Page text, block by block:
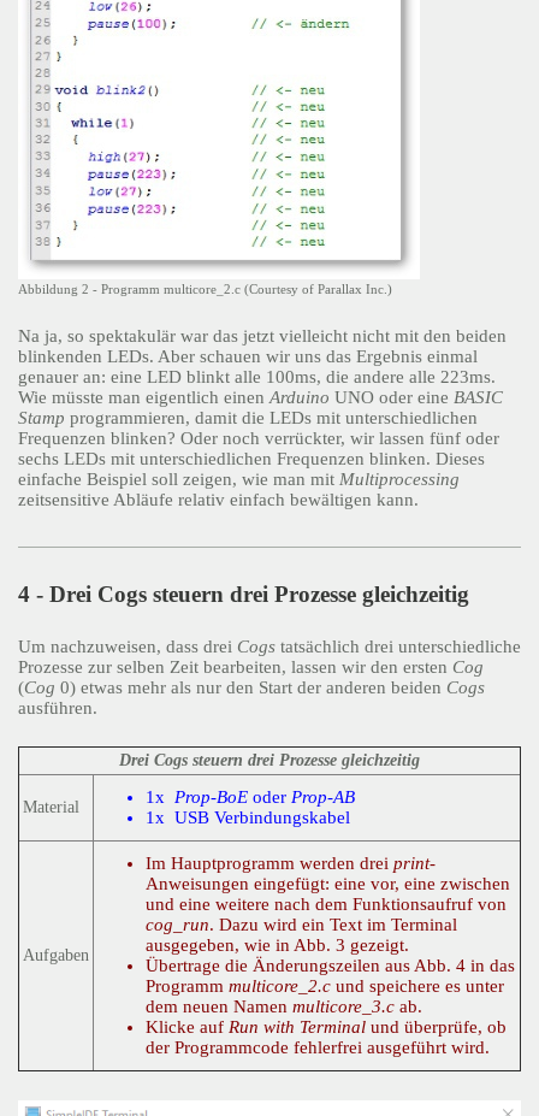
Abbildung 2 - Programm multicore_2.c (Courtesy of Parallax Inc.)
Na ja, so spektakulär war das jetzt vielleicht nicht mit den beiden
blinkenden LEDs. Aber schauen wir uns das Ergebnis einmal
genauer an: eine LED blinkt alle 100ms, die andere alle 223ms.
Wie müsste man eigentlich einenArduino UNO oder eine BASIC
Stamp programmieren, damit die LEDs mit unterschiedlichen
Frequenzen blinken? Oder noch verrückter, wir lassen fünf oder
sechs LEDs mit unterschiedlichen Frequenzen blinken. Dieses
einfache Beispiel soll zeigen, wie man mit Multiprocessing
zeitsensitive Abläufe relativ einfach bewältigen kann.
4 - Drei Cogs steuern drei Prozesse gleichzeitig
Um nachzuweisen, dass drei Cogs tatsächlich drei unterschiedliche
Prozesse zur selben Zeit bearbeiten, lassen wir den ersten Cog
(Cog 0) etwas mehr als nur den Start der anderen beiden Cogs
ausführen.
Drei Cogs steuern drei Prozesse gleichzeitig
Material
1x Prop-BoE oder Prop-AB
1x USB Verbindungskabel
Aufgaben
Im Hauptprogramm werden drei print-
Anweisungen eingefügt: eine vor, eine zwischen
und eine weitere nach dem Funktionsaufruf von
cog_run. Dazu wird ein Text im Terminal
ausgegeben, wie in Abb. 3 gezeigt.
Übertrage die Änderungszeilen aus Abb. 4 in das
Programm multicore_2.c und speichere es unter
dem neuen Namen multicore_3.c ab.
Klicke auf Run with Terminal und überprüfe, ob
der Programmcode fehlerfrei ausgeführt wird.